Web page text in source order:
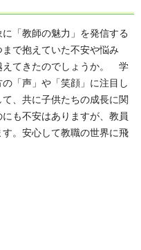
「教師の魅力」を発信する
で抱えていた不安や悩み
えてきたのでしょうか。 学
「声」や「笑顔」に注目し
、共に子供たちの成長に関
も不安はありますが、教員
。安心して教職の世界に飛